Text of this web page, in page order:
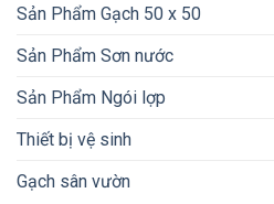
Sản Phẩm Gạch 50 x 50
Sản Phẩm Sơn nước
Sản Phẩm Ngói lợp
Thiết bị vệ sinh
Gạch sân vườn